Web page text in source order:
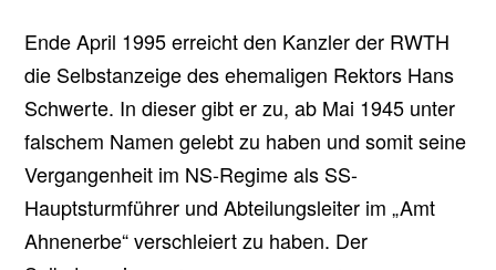
Ende April 1995 erreicht den Kanzler der RWTH
die Selbstanzeige des ehemaligen Rektors Hans
Schwerte. In dieser gibt er zu, ab Mai 1945 unter
falschem Namen gelebt zu haben und somit seine
Vergangenheit im NS-Regime als SS-
Hauptsturmführer und Abteilungsleiter im „Amt
Ahnenerbe“ verschleiert zu haben. Der